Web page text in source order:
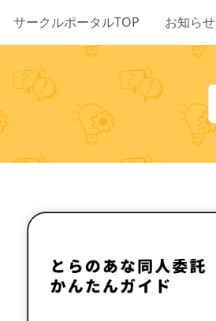
サークルポータルTOP お知らせ